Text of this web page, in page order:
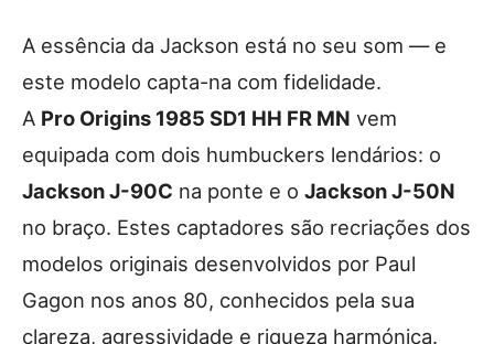
A essência da Jackson está no seu som — e
este modelo capta-na com fidelidade.
A Pro Origins 1985 SD1 HH FR MN vem
equipada com dois humbuckers lendários: o
Jackson J-90C na ponte e o Jackson J-50N
no braço. Estes captadores são recriações dos
modelos originais desenvolvidos por Paul
Gagon nos anos 80, conhecidos pela sua
clareza, agressividade e riqueza harmónica.